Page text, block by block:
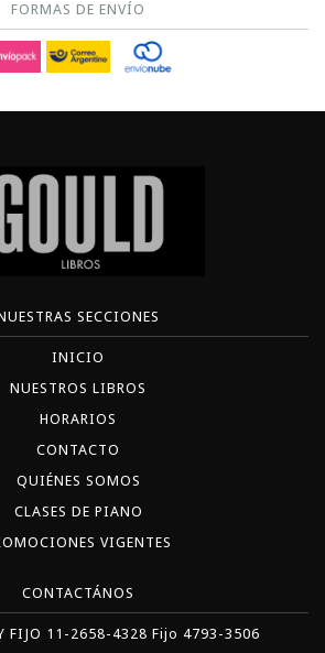
FORMAS DE ENVÍO
SECCIONES
INICIO
NUESTROS LIBROS
HORARIOS
CONTACTO
QUIÉNES SOMOS
CLASES DE PIANO
VIGENTES
CONTACTÁNOS
Y FIJO 11-2658-4328 Fijo 4793-3506